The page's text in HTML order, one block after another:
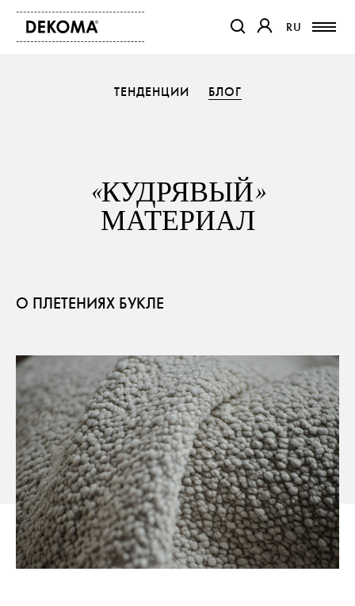
RU
RU
ПРОЕКТЫ
ПАРТНЕРЫ
Дом в одежде Выставка
ПОЛЕЗНАЯ ИНФОРМАЦИЯ
Брошюры
для прессы
Работа
рассылка
ISSUU
Facebook
Instagram
Pinterest
Youtube
Рабочий стол подрядчика
ТЕНДЕНЦИИ БЛОГ
«КУДРЯВЫЙ»
МАТЕРИАЛ
О ПЛЕТЕНИЯХ БУКЛЕ